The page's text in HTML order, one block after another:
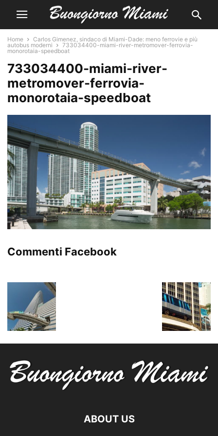
Home
Carlos Gimenez, sindaco di Miami-Dade: meno ferrovie e più
autobus moderni
733034400-miami-river-metromover-ferrovia-
monorotaia-speedboat
733034400-miami-river-
metromover-ferrovia-
monorotaia-speedboat
Commenti Facebook
ABOUT US